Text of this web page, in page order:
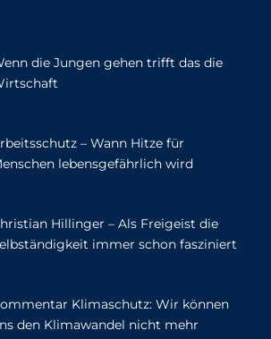
die Jungen gehen trifft das die
– Wann Hitze für
lebensgefährlich wird
Hillinger – Als Freigeist die
immer schon fasziniert
Klimaschutz: Wir können
den Klimawandel nicht mehr